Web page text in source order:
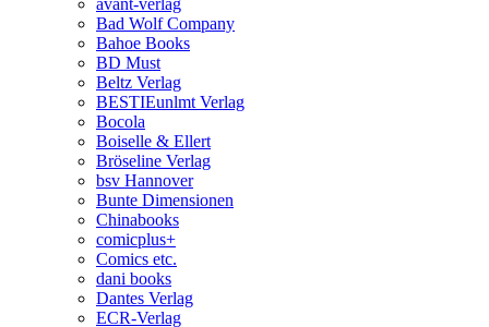
avant-verlag
Bad Wolf Company
Bahoe Books
BD Must
Beltz Verlag
BESTIEunlmt Verlag
Bocola
Boiselle & Ellert
Bröseline Verlag
bsv Hannover
Bunte Dimensionen
Chinabooks
comicplus+
Comics etc.
dani books
Dantes Verlag
ECR-Verlag